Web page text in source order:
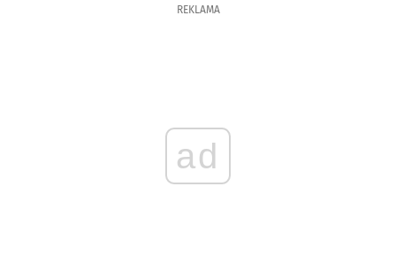
REKLAMA
ad